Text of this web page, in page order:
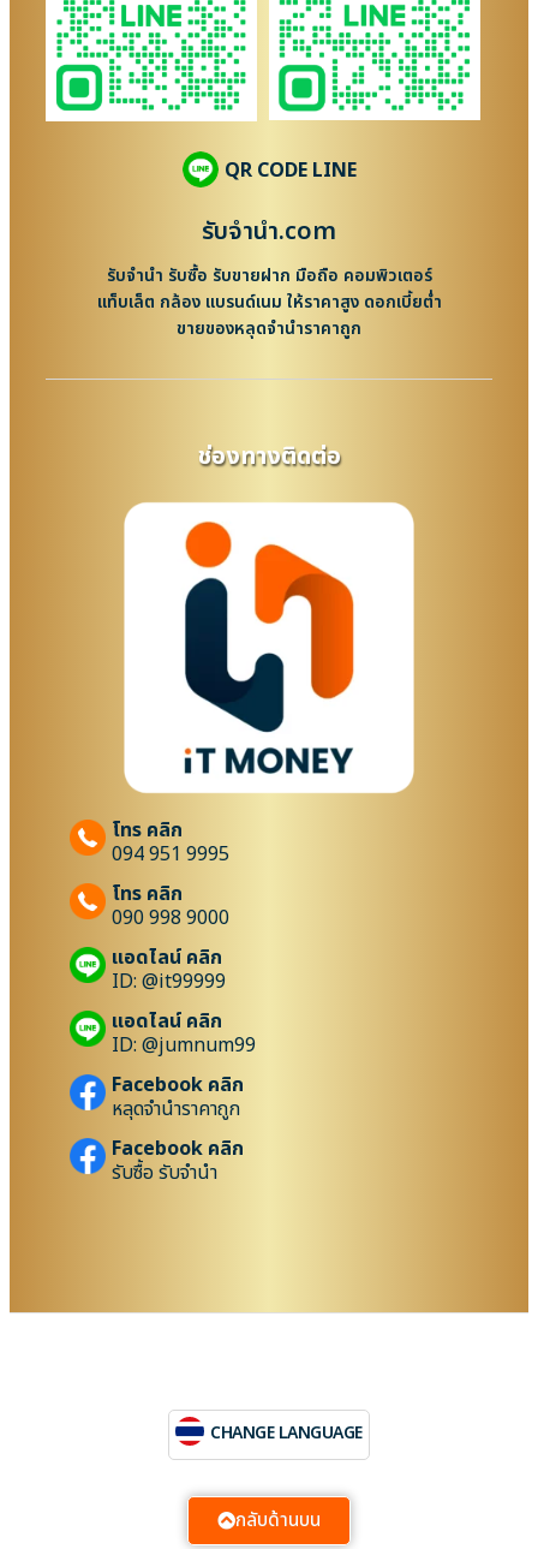
QR CODE LINE
รับจํานํา.com
รับจำนำ รับซื้อ รับขายฝาก มือถือ คอมพิวเตอร์
แท็บเล็ต กล้อง แบรนด์เนม ให้ราคาสูง ดอกเบี้ยต่ำ
ขายของหลุดจำนำราคาถูก
ช่องทางติดต่อ
โทร คลิก
094 951 9995
โทร คลิก
090 998 9000
แอดไลน์ คลิก
ID: @it99999
แอดไลน์ คลิก
ID: @jumnum99
Facebook คลิก
หลุดจำนำราคาถูก
Facebook คลิก
รับซื้อ รับจำนำ
CHANGE LANGUAGE
กลับด้านบน